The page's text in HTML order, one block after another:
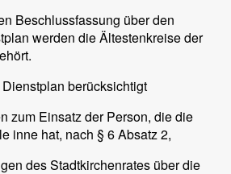
Beschlussfassung über den
werden die Ältestenkreise der
berücksichtigt
zum Einsatz der Person, die die
inne hat, nach § 6 Absatz 2,
des Stadtkirchenrates über die